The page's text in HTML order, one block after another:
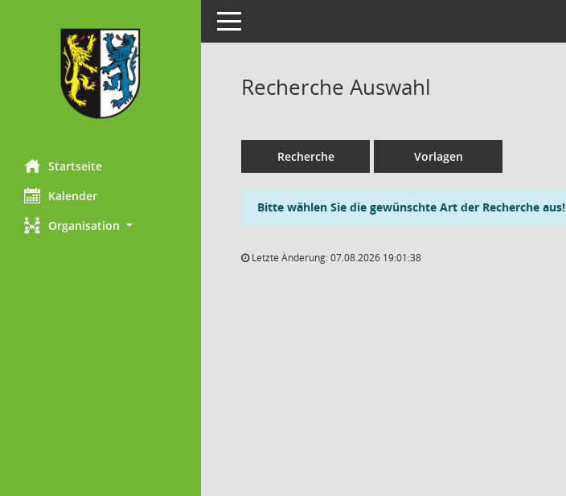
Startseite
Kalender
Organisation
Toggle navigation
Recherche Auswahl
Recherche Vorlagen
Bitte wählen Sie die gewünschte Art der Recherche aus!
Letzte Änderung: 07.08.2026 19:01:38